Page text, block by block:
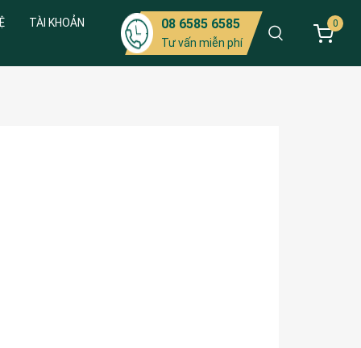
TÀI KHOẢN 08 6585 6585
Tư vấn miễn phí
0